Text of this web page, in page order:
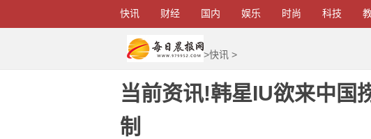
快讯 财经 国内 娱乐 时尚 科技
>快讯 >
当前资讯!韩星IU欲来中国
制